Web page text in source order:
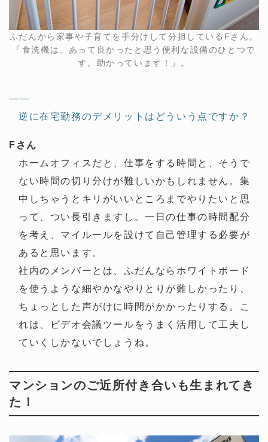
ふだんから家事や子育てを手分けして分担しているFさん。
「食洗機は、あって良かったと思う便利な設備のひとつで
す。助かっています！」。
——
逆に在宅勤務のデメリットはどういう点ですか？
Fさん
ホームオフィスだと、仕事をする時間と、そうで
ない時間の切り分けが難しいかもしれません。集
中しちゃうとキリがいいところまでやりたいと思
って、つい長引きますし。一日の仕事の時間配分
を考え、マイルールを設けて自己管理する必要が
あると思います。
社内のメンバーとは、ふだんならホワイトボード
を使うような細やかなやりとりが難しかったり、
ちょっとした声がけに時間がかかったりする。こ
れは、ビデオ会議ツールをうまく活用して工夫し
ていくしかないでしょうね。
マンションのご近所付き合いも生まれてき
た！